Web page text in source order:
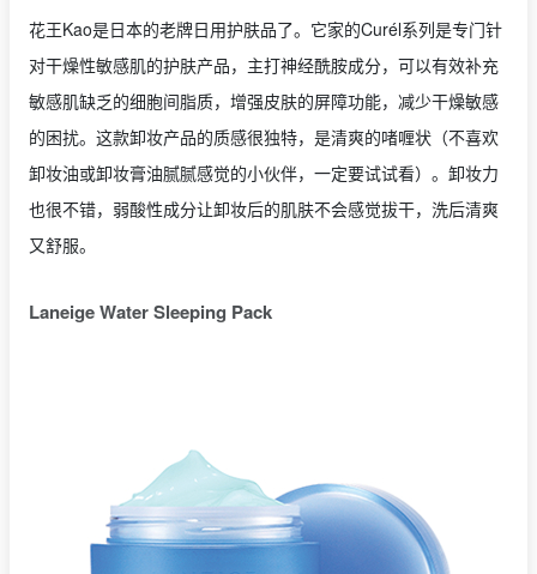
花王Kao是日本的老牌日用护肤品了。它家的Curél系列是专门针
对干燥性敏感肌的护肤产品，主打神经酰胺成分，可以有效补充
敏感肌缺乏的细胞间脂质，增强皮肤的屏障功能，减少干燥敏感
的困扰。这款卸妆产品的质感很独特，是清爽的啫喱状（不喜欢
卸妆油或卸妆膏油腻腻感觉的小伙伴，一定要试试看）。卸妆力
也很不错，弱酸性成分让卸妆后的肌肤不会感觉拔干，洗后清爽
又舒服。
Laneige Water Sleeping Pack